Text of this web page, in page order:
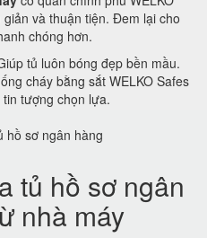
và thuận tiện. Đem lại cho
chóng hơn.
tủ luôn bóng đẹp bền mầu.
cháy bằng sắt WELKO Safes
tượng chọn lựa.
tủ hồ sơ ngân
nhà máy